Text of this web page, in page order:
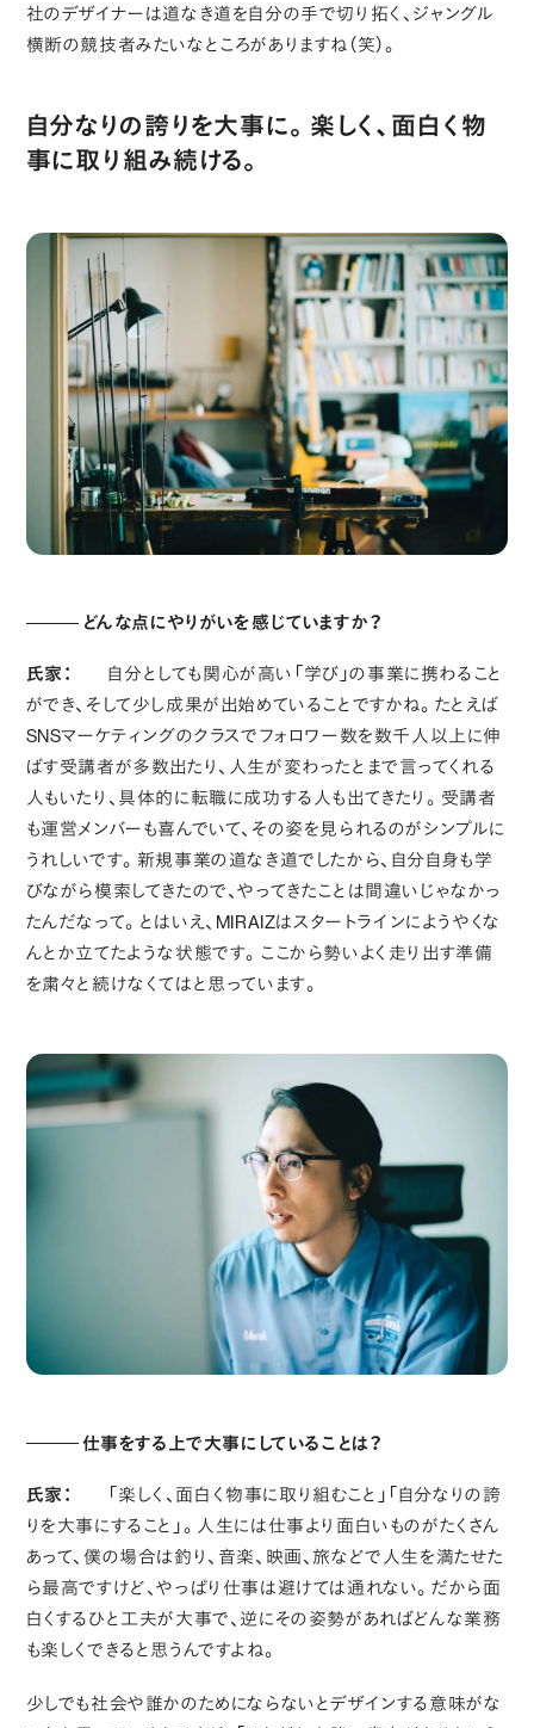
社のデザイナーは道なき道を自分の手で切り拓く、ジャングル
横断の競技者みたいなところがありますね（笑）。
自分なりの誇りを大事に。楽しく、面白く物
事に取り組み続ける。
どんな点にやりがいを感じていますか？
氏家：
自分としても関心が高い「学び」の事業に携わること
ができ、そして少し成果が出始めていることですかね。たとえば
SNSマーケティングのクラスでフォロワー数を数千人以上に伸
ばす受講者が多数出たり、人生が変わったとまで言ってくれる
人もいたり、具体的に転職に成功する人も出てきたり。受講者
も運営メンバーも喜んでいて、その姿を見られるのがシンプルに
うれしいです。新規事業の道なき道でしたから、自分自身も学
びながら模索してきたので、やってきたことは間違いじゃなかっ
たんだなって。とはいえ、MIRAIZはスタートラインにようやくな
んとか立てたような状態です。ここから勢いよく走り出す準備
を粛々と続けなくてはと思っています。
仕事をする上で大事にしていることは？
氏家：
「楽しく、面白く物事に取り組むこと」「自分なりの誇
りを大事にすること」。人生には仕事より面白いものがたくさん
あって、僕の場合は釣り、音楽、映画、旅などで人生を満たせた
ら最高ですけど、やっぱり仕事は避けては通れない。だから面
白くするひと工夫が大事で、逆にその姿勢があればどんな業務
も楽しくできると思うんですよね。
少しでも社会や誰かのためにならないとデザインする意味がな